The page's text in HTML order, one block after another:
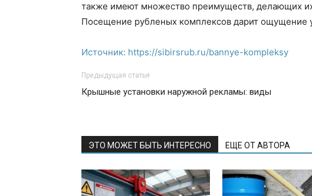
также имеют множество преимуществ, делающих
Посещение рубленых комплексов дарит ощущение
Источник: https://sibirsrub.ru/bannye-kompleksy
Предыдущая статья
Крышные установки наружной рекламы: виды
ЭТО МОЖЕТ БЫТЬ ИНТЕРЕСНО ЕЩЕ ОТ АВТОРА